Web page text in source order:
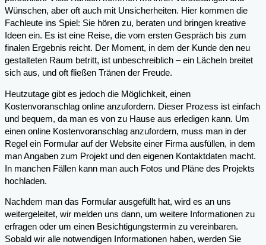
Wünschen, aber oft auch mit Unsicherheiten. Hier kommen die
Fachleute ins Spiel: Sie hören zu, beraten und bringen kreative
Ideen ein. Es ist eine Reise, die vom ersten Gespräch bis zum
finalen Ergebnis reicht. Der Moment, in dem der Kunde den neu
gestalteten Raum betritt, ist unbeschreiblich – ein Lächeln breitet
sich aus, und oft fließen Tränen der Freude.
Heutzutage gibt es jedoch die Möglichkeit, einen
Kostenvoranschlag online anzufordern. Dieser Prozess ist einfach
und bequem, da man es von zu Hause aus erledigen kann. Um
einen online Kostenvoranschlag anzufordern, muss man in der
Regel ein Formular auf der Website einer Firma ausfüllen, in dem
man Angaben zum Projekt und den eigenen Kontaktdaten macht.
In manchen Fällen kann man auch Fotos und Pläne des Projekts
hochladen.
Nachdem man das Formular ausgefüllt hat, wird es an uns
weitergeleitet, wir melden uns dann, um weitere Informationen zu
erfragen oder um einen Besichtigungstermin zu vereinbaren.
Sobald wir alle notwendigen Informationen haben, werden Sie